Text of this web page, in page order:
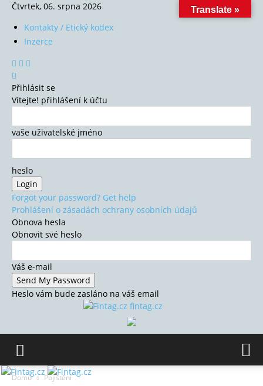
Čtvrtek, 06. srpna 2026
Kontakty / Etický kodex
Inzerce
Přihlásit se
Vítejte! přihlášení k účtu
vaše uživatelské jméno
heslo
Forgot your password? Get help
Prohlášení o zásadách ochrany osobních údajů
Obnova hesla
Obnovit své heslo
Váš e-mail
Heslo vám bude zasláno na váš email
fintag.cz
Domů Pojištění
Translate »